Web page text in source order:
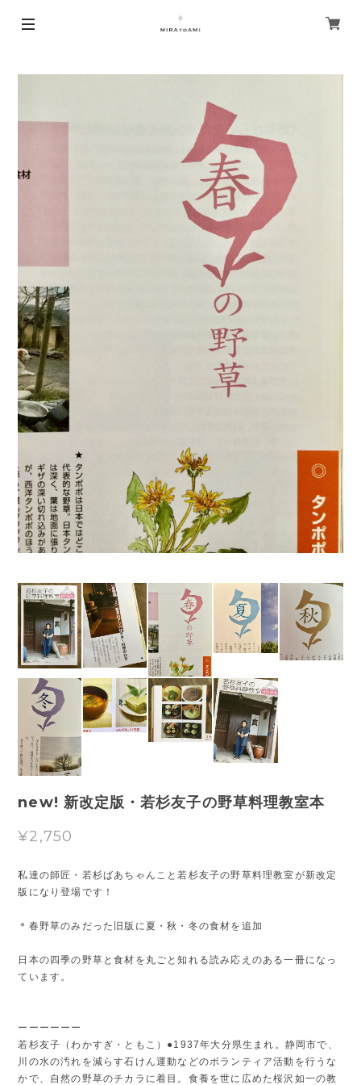
new! 新改定版・若杉友子の野草料理教室本
¥2,750
私達の師匠・若杉ばあちゃんこと若杉友子の野草料理教室が新改定
版になり登場です！
＊春野草のみだった旧版に夏・秋・冬の食材を追加
日本の四季の野草と食材を丸ごと知れる読み応えのある一冊になっ
ています。
ーーーーーー
若杉友子（わかすぎ・ともこ）●1937年大分県生まれ。静岡市で、
川の水の汚れを減らす石けん運動などのボランティア活動を行うな
かで、自然の野草のチカラに着目。食養を世に広めた桜沢如一の教